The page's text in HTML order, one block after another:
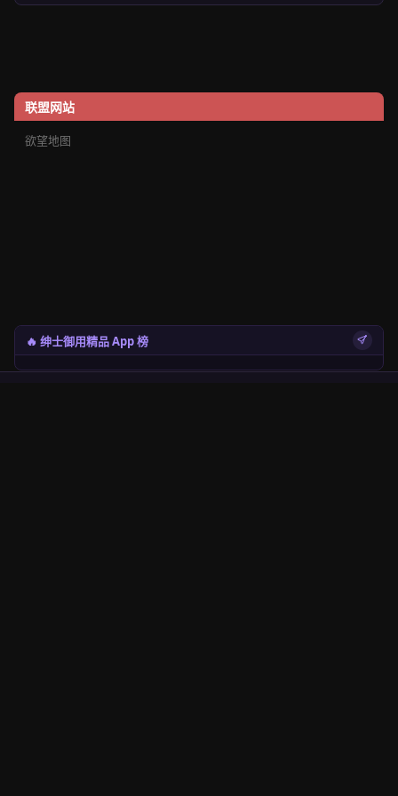
联盟网站
欲望地图
🔥 绅士御用精品 App 榜